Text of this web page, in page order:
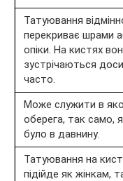
Татуювання
перекриває шрами
опіки. На кистях
зустрічаються
часто.
Може служити в
оберега, так само,
було в давнину.
Татуювання на
підійде як жінкам,